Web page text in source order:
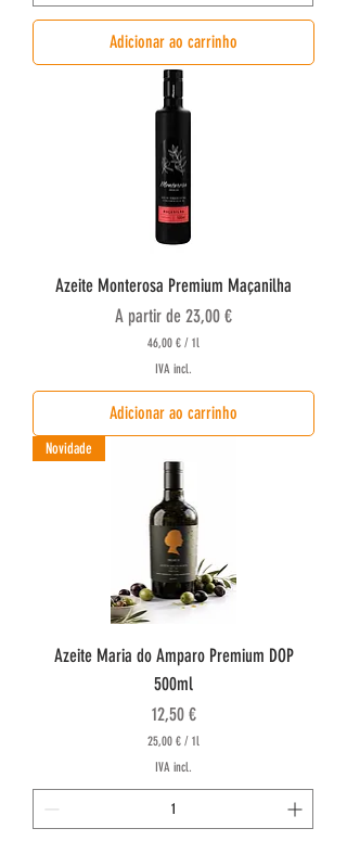
0
€
o
r
i
t
r
o
Adicionar ao carrinho
Azeite Monterosa Premium Maçanilha
A partir de 23,00 €
Preço promocional
46,00 € / 1l
6
,
0
€
o
r
1
l
i
r
IVA incl.
Adicionar ao carrinho
Novidade
Azeite Maria do Amparo Premium DOP
500ml
Preço
12,50 €
25,00 € / 1l
2
5
,
0
0
IVA incl.